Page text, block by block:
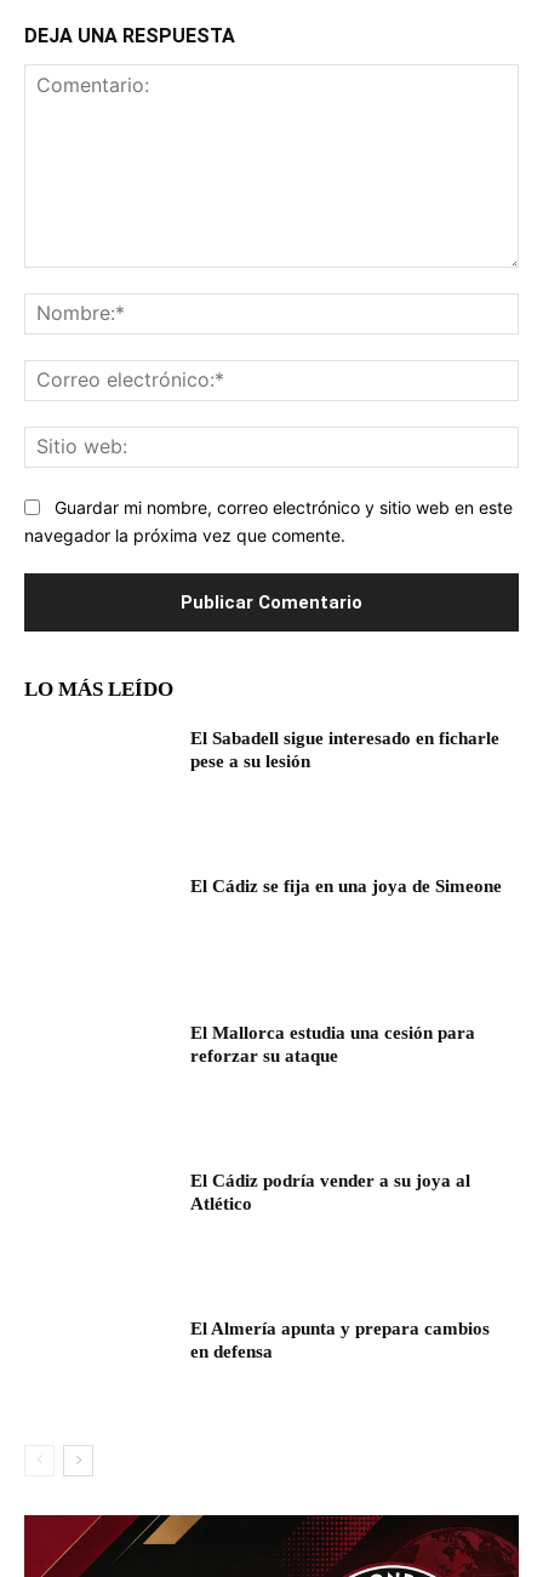
DEJA UNA RESPUESTA
Guardar mi nombre, correo electrónico y sitio web en este
navegador la próxima vez que comente.
LO MÁS LEÍDO
El Sabadell sigue interesado en ficharle
pese a su lesión
El Cádiz se fija en una joya de Simeone
El Mallorca estudia una cesión para
reforzar su ataque
El Cádiz podría vender a su joya al
Atlético
El Almería apunta y prepara cambios
en defensa